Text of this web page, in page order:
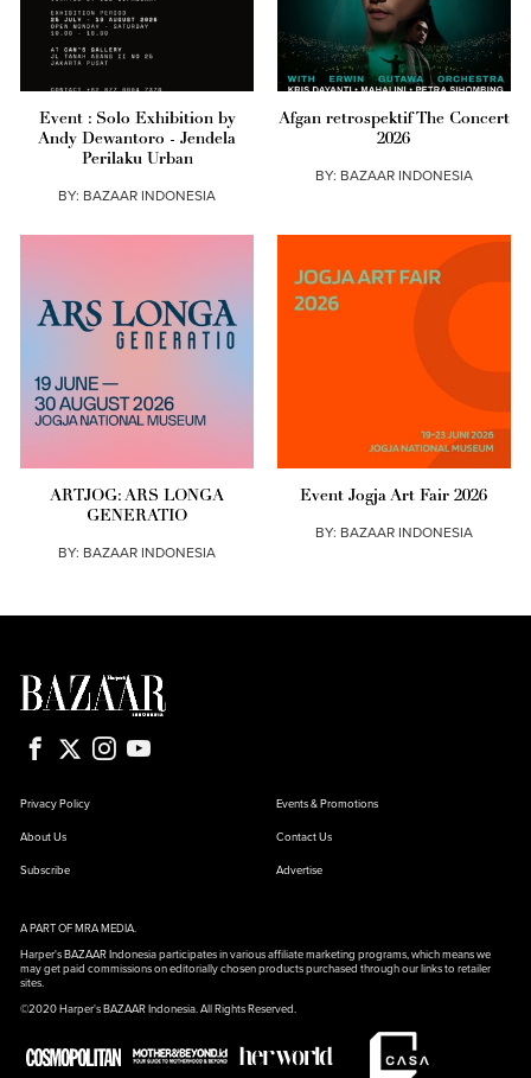
Event : Solo Exhibition by
Andy Dewantoro - Jendela
Perilaku Urban
BY: BAZAAR INDONESIA
Afgan retrospektif The Concert
2026
BY: BAZAAR INDONESIA
ARTJOG: ARS LONGA
GENERATIO
BY: BAZAAR INDONESIA
Event Jogja Art Fair 2026
BY: BAZAAR INDONESIA
Privacy Policy Events & Promotions
About Us Contact Us
Subscribe Advertise
A PART OF MRA MEDIA.
Harper's BAZAAR Indonesia participates in various affiliate marketing programs, which means we
may get paid commissions on editorially chosen products purchased through our links to retailer
sites.
©2020 Harper's BAZAAR Indonesia. All Rights Reserved.